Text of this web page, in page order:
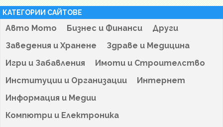
КАТЕГОРИИ САЙТОВЕ
Авто Мото Бизнес и Финанси
Други
Заведения и Хранене
Здраве и Медицина
Игри и Забавления
Имоти и Строителство
Институции и Организации
Интернет
Информация и Медии
Компютри и Електроника